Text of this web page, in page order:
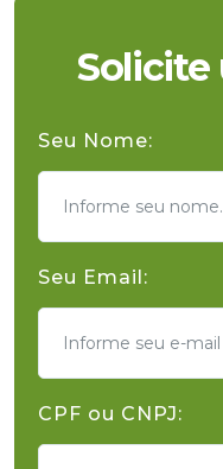
Solicite
Seu Nome:
Seu Email:
CPF ou CNPJ: